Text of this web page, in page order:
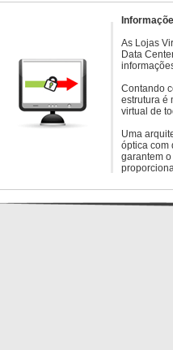
As Lojas
Data
Contando
estrutura é
virtual de
Uma
óptica com
garantem